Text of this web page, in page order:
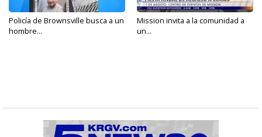
Policía de Brownsville busca a un
hombre...
Mission invita a la comunidad a
un...